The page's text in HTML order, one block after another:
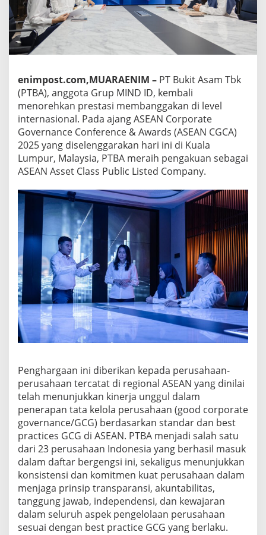
enimpost.com,MUARAENIM – PT Bukit Asam Tbk
(PTBA), anggota Grup MIND ID, kembali
menorehkan prestasi membanggakan di level
internasional. Pada ajang ASEAN Corporate
Governance Conference & Awards (ASEAN CGCA)
2025 yang diselenggarakan hari ini di Kuala
Lumpur, Malaysia, PTBA meraih pengakuan sebagai
ASEAN Asset Class Public Listed Company.
Penghargaan ini diberikan kepada perusahaan-
perusahaan tercatat di regional ASEAN yang dinilai
telah menunjukkan kinerja unggul dalam
penerapan tata kelola perusahaan (good corporate
governance/GCG) berdasarkan standar dan best
practices GCG di ASEAN. PTBA menjadi salah satu
dari 23 perusahaan Indonesia yang berhasil masuk
dalam daftar bergengsi ini, sekaligus menunjukkan
konsistensi dan komitmen kuat perusahaan dalam
menjaga prinsip transparansi, akuntabilitas,
tanggung jawab, independensi, dan kewajaran
dalam seluruh aspek pengelolaan perusahaan
sesuai dengan best practice GCG yang berlaku.